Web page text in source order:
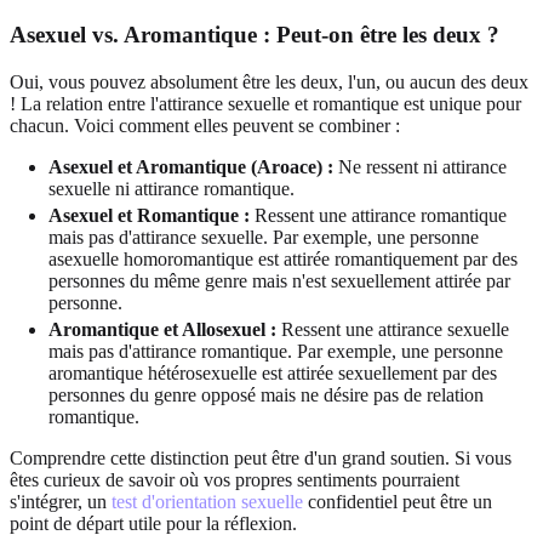
Asexuel vs. Aromantique : Peut-on être les deux ?
Oui, vous pouvez absolument être les deux, l'un, ou aucun des deux
! La relation entre l'attirance sexuelle et romantique est unique pour
chacun. Voici comment elles peuvent se combiner :
Asexuel et Aromantique (Aroace) : Ne ressent ni attirance
sexuelle ni attirance romantique.
Asexuel et Romantique : Ressent une attirance romantique
mais pas d'attirance sexuelle. Par exemple, une personne
asexuelle homoromantique est attirée romantiquement par des
personnes du même genre mais n'est sexuellement attirée par
personne.
Aromantique et Allosexuel : Ressent une attirance sexuelle
mais pas d'attirance romantique. Par exemple, une personne
aromantique hétérosexuelle est attirée sexuellement par des
personnes du genre opposé mais ne désire pas de relation
romantique.
Comprendre cette distinction peut être d'un grand soutien. Si vous
êtes curieux de savoir où vos propres sentiments pourraient
s'intégrer, un test d'orientation sexuelle confidentiel peut être un
point de départ utile pour la réflexion.